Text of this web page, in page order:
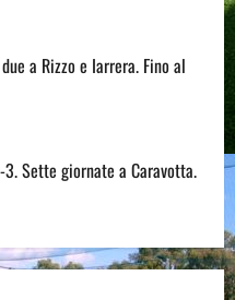
a Rizzo e Iarrera. Fino al
Sette giornate a Caravotta.